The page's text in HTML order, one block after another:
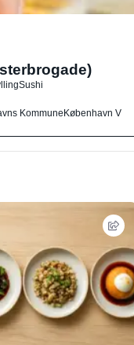
Sushi
KommuneKøbenhavn V